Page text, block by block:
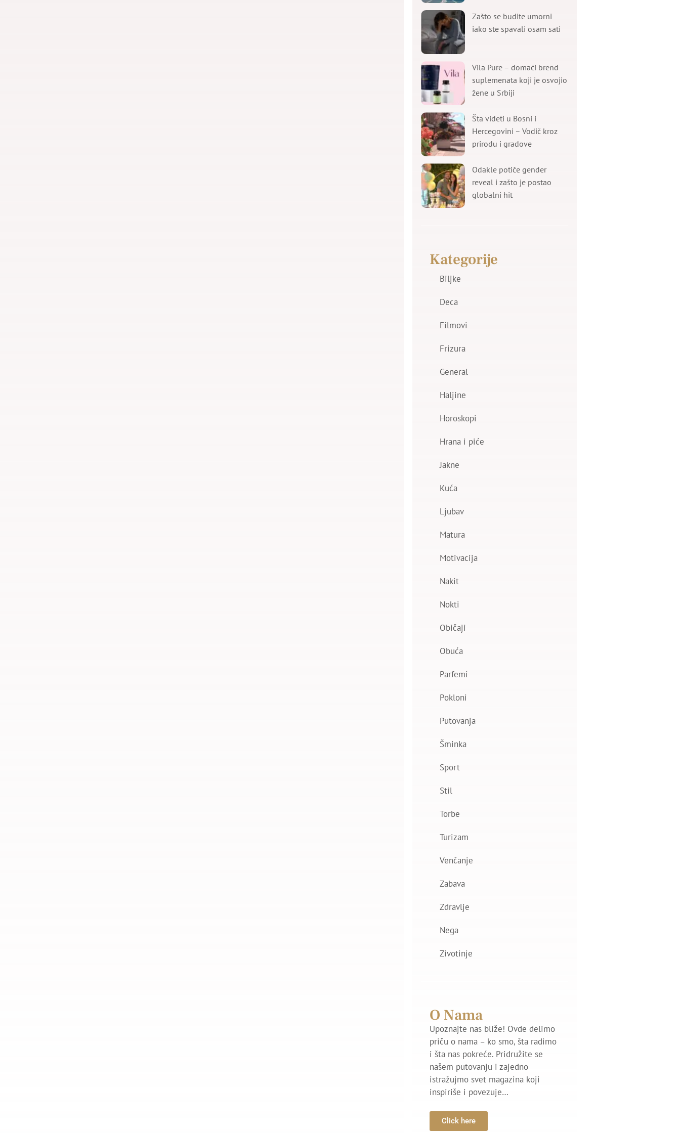
Zašto se budite umorni
iako ste spavali osam sati
Vila Pure – domaći brend
suplemenata koji je osvojio
žene u Srbiji
Šta videti u Bosni i
Hercegovini – Vodič kroz
prirodu i gradove
Odakle potiče gender
reveal i zašto je postao
globalni hit
Kategorije
Biljke
Deca
Filmovi
Frizura
General
Haljine
Horoskopi
Hrana i piće
Jakne
Kuća
Ljubav
Matura
Motivacija
Nakit
Nokti
Običaji
Obuća
Parfemi
Pokloni
Putovanja
Šminka
Sport
Stil
Torbe
Turizam
Venčanje
Zabava
Zdravlje
Nega
Zivotinje
O Nama
Upoznajte nas bliže! Ovde delimo
priču o nama – ko smo, šta radimo
i šta nas pokreće. Pridružite se
našem putovanju i zajedno
istražujmo svet magazina koji
inspiriše i povezuje…
Click here